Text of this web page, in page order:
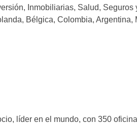
Inmobiliarias, Salud, Seguros
Bélgica, Colombia, Argentina,
líder en el mundo, con 350